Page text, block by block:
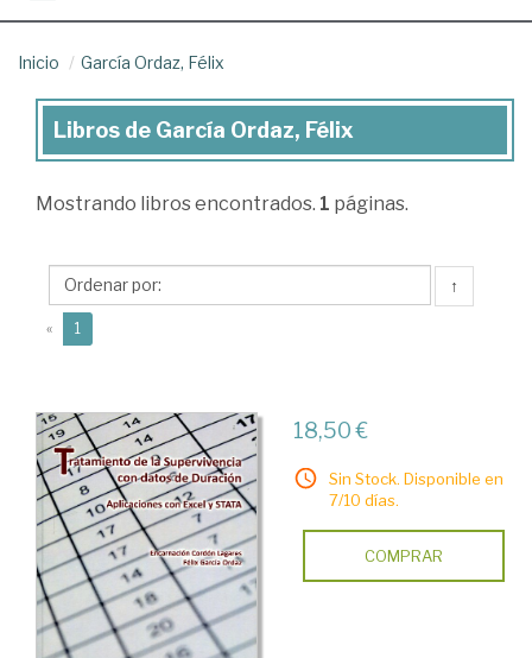
Inicio García Ordaz, Félix
Libros
García
Félix
Libros de García Ordaz, Félix
Mostrando libros encontrados. 1 páginas.
↑
« 1
18,50 €
Sin Stock. Disponible en
7/10 días.
COMPRAR